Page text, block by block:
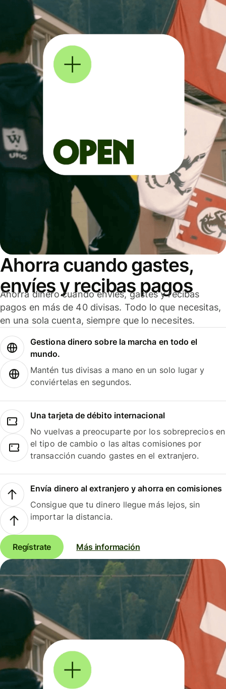
Ahorra cuando gastes,
envíes y recibas pagos
Ahorra dinero cuando envíes, gastes y recibas
pagos en más de 40 divisas. Todo lo que necesitas,
en una sola cuenta, siempre que lo necesites.
Gestiona dinero sobre la marcha en todo el
mundo.
Mantén tus divisas a mano en un solo lugar y
conviértelas en segundos.
Una tarjeta de débito internacional
No vuelvas a preocuparte por los sobreprecios en
el tipo de cambio o las altas comisiones por
transacción cuando gastes en el extranjero.
Envía dinero al extranjero y ahorra en comisiones
Consigue que tu dinero llegue más lejos, sin
importar la distancia.
Regístrate Más información